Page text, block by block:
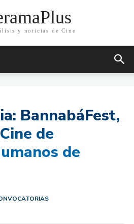
y noticias de Cine
BannabáFest,
de
de